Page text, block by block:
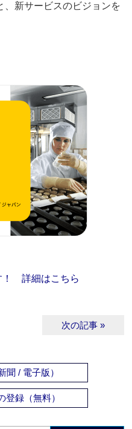
、新サービスのビジョンを
！ 詳細はこちら
次の記事 »
聞 / 電子版）
登録（無料）